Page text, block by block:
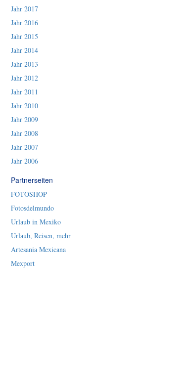
Jahr 2017
Jahr 2016
Jahr 2015
Jahr 2014
Jahr 2013
Jahr 2012
Jahr 2011
Jahr 2010
Jahr 2009
Jahr 2008
Jahr 2007
Jahr 2006
Partnerseiten
FOTOSHOP
Fotosdelmundo
Urlaub in Mexiko
Urlaub, Reisen, mehr
Artesania Mexicana
Mexport